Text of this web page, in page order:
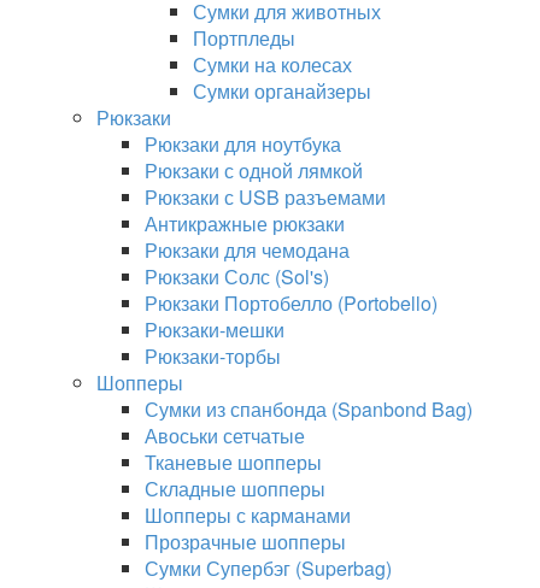
Сумки для животных
Портпледы
Сумки на колесах
Сумки органайзеры
Рюкзаки
Рюкзаки для ноутбука
Рюкзаки с одной лямкой
Рюкзаки с USB разъемами
Антикражные рюкзаки
Рюкзаки для чемодана
Рюкзаки Солс (Sol's)
Рюкзаки Портобелло (Portobello)
Рюкзаки-мешки
Рюкзаки-торбы
Шопперы
Сумки из спанбонда (Spanbond Bag)
Авоськи сетчатые
Тканевые шопперы
Складные шопперы
Шопперы с карманами
Прозрачные шопперы
Сумки Супербэг (Superbag)